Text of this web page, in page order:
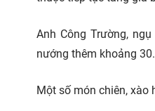
Anh Công Trường,
nướng thêm khoảng
Một số món chiên, xào